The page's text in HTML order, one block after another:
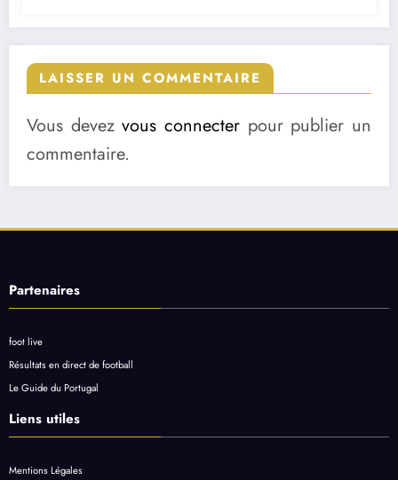
LAISSER UN COMMENTAIRE
Vous devezvous connecter pour publier un
commentaire.
Partenaires
foot live
Résultats en direct de football
Le Guide du Portugal
Liens utiles
Mentions Légales